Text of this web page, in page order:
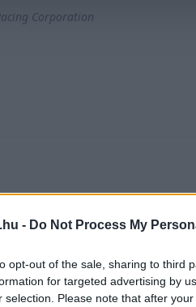
- Do Not Process My
opt-out of the sale, sharing to third
for targeted advertising by
selection. Please note that after
Corporation
míg az esze a távozást
Kijelentette, hogy
megbékélt.